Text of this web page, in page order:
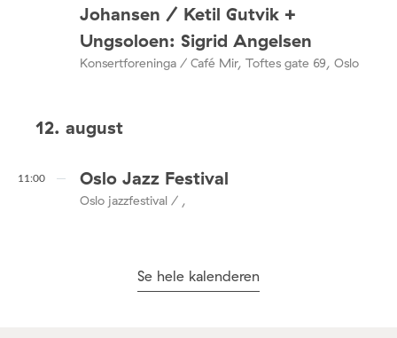
Johansen / Ketil Gutvik +
Ungsoloen: Sigrid Angelsen
Konsertforeninga / Café Mir, Toftes gate 69, Oslo
12. august
11:00 Oslo Jazz Festival
Oslo jazzfestival / ,
Se hele kalenderen